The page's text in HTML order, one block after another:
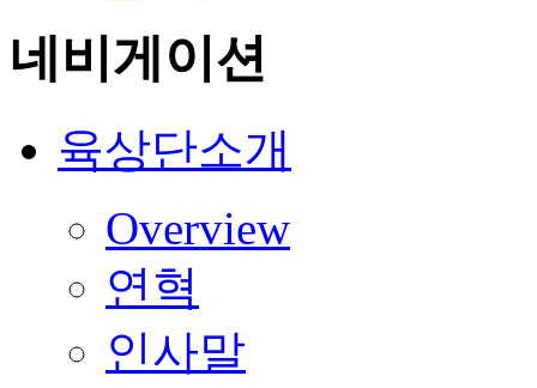
네비게이션
육상단소개
Overview
연혁
인사말